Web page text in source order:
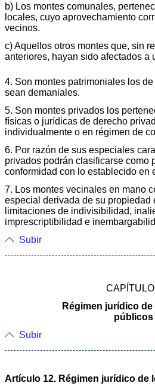
b) Los montes comunales,
locales, cuyo aprovechamiento
vecinos.
c) Aquellos otros montes que, sin
anteriores, hayan sido afectados a
4. Son montes patrimoniales los
sean demaniales.
5. Son montes privados los
físicas o jurídicas de derecho
individualmente o en régimen de
6. Por razón de sus especiales
privados podrán clasificarse como
conformidad con lo establecido en
7. Los montes vecinales en mano
especial derivada de su propiedad
limitaciones de indivisibilidad,
imprescriptibilidad e
Subir
CAPÍTULO
Régimen jurídico
públicos
Subir
Artículo 12. Régimen jurídico de